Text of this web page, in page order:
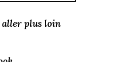
aller plus loin